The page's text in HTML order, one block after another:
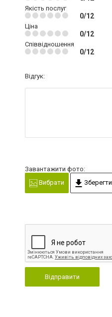
Якість послуг
0/12
Ціна
0/12
Співвідношення
0/12
Відгук:
Завантажити фото:
Вибрати
Зберегти
Відправити